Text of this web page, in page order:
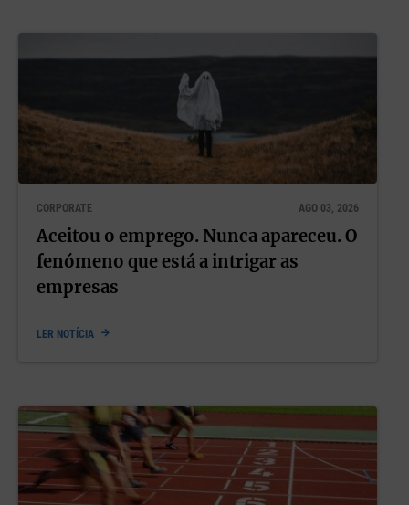
CORPORATE AGO 03, 2026
Aceitou o emprego. Nunca apareceu. O
fenómeno que está a intrigar as
empresas
LER NOTÍCIA